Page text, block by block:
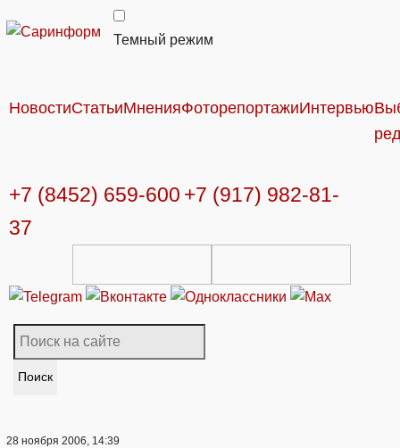
Темный режим
НовостиСтатьиМненияФоторепортажиИнтервью
+7 (8452) 659-600 +7 (917) 982-81-
37
Поиск
28 ноября 2006, 14:39